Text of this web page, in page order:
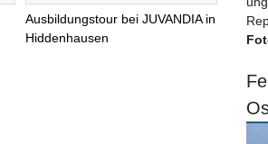
Ausbildungstour bei JUVANDIA in
Hiddenhausen